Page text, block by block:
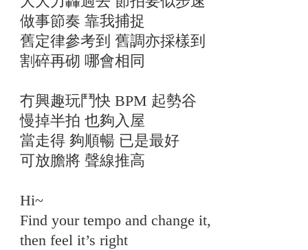
做事節奏 靠我捕捉
舊定律參考到 舊調亦採樣到
割碎再砌 哪會相同
冇興趣玩鬥快 BPM 起勢谷
慢掉半拍 也夠入屋
當走得 夠順暢 已是最好
可放膽將 聲線推高
Hi~
Find your tempo and change it,
then feel it’s right